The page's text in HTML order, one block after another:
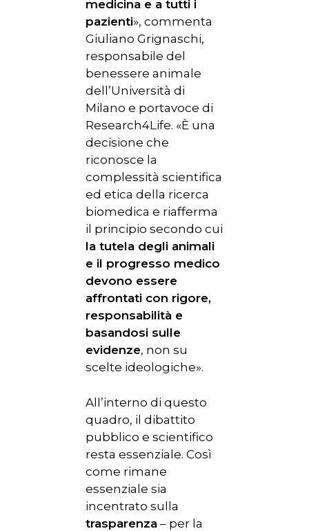
medicina e a tutti i
pazienti», commenta
Giuliano Grignaschi,
responsabile del
benessere animale
dell’Università di
Milano e portavoce di
Research4Life. «È una
decisione che
riconosce la
complessità scientifica
ed etica della ricerca
biomedica e riafferma
il principio secondo cui
la tutela degli animali
e il progresso medico
devono essere
affrontati con rigore,
responsabilità e
basandosi sulle
evidenze, non su
scelte ideologiche».
All’interno di questo
quadro, il dibattito
pubblico e scientifico
resta essenziale. Così
come rimane
essenziale sia
incentrato sulla
trasparenza – per la